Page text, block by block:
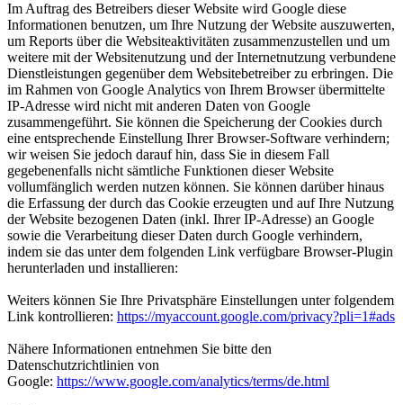
Im Auftrag des Betreibers dieser Website wird Google diese
Informationen benutzen, um Ihre Nutzung der Website auszuwerten,
um Reports über die Websiteaktivitäten zusammenzustellen und um
weitere mit der Websitenutzung und der Internetnutzung verbundene
Dienstleistungen gegenüber dem Websitebetreiber zu erbringen. Die
im Rahmen von Google Analytics von Ihrem Browser übermittelte
IP-Adresse wird nicht mit anderen Daten von Google
zusammengeführt. Sie können die Speicherung der Cookies durch
eine entsprechende Einstellung Ihrer Browser-Software verhindern;
wir weisen Sie jedoch darauf hin, dass Sie in diesem Fall
gegebenenfalls nicht sämtliche Funktionen dieser Website
vollumfänglich werden nutzen können. Sie können darüber hinaus
die Erfassung der durch das Cookie erzeugten und auf Ihre Nutzung
der Website bezogenen Daten (inkl. Ihrer IP-Adresse) an Google
sowie die Verarbeitung dieser Daten durch Google verhindern,
indem sie das unter dem folgenden Link verfügbare Browser-Plugin
herunterladen und installieren:
Weiters können Sie Ihre Privatsphäre Einstellungen unter folgendem
Link kontrollieren: https://myaccount.google.com/privacy?pli=1#ads
Nähere Informationen entnehmen Sie bitte den
Datenschutzrichtlinien von
Google: https://www.google.com/analytics/terms/de.html